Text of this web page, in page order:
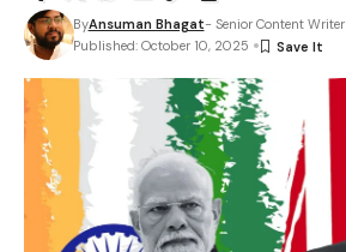
ByAnsuman Bhagat- Senior Content Writer
Published: October 10, 2025